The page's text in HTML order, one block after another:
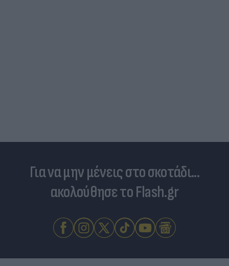
Για να μην μένεις στο σκοτάδι...
ακολούθησε το Flash.gr